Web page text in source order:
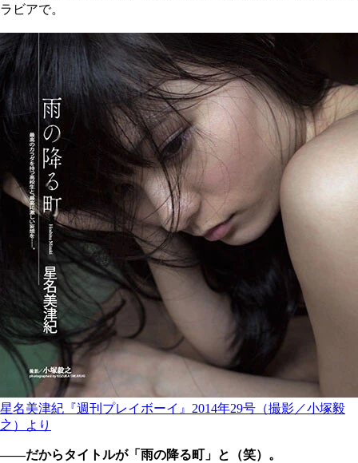
ラビアで。
星名美津紀『週刊プレイボーイ』2014年29号（撮影／小塚毅
之）より
――だからタイトルが「雨の降る町」と（笑）。